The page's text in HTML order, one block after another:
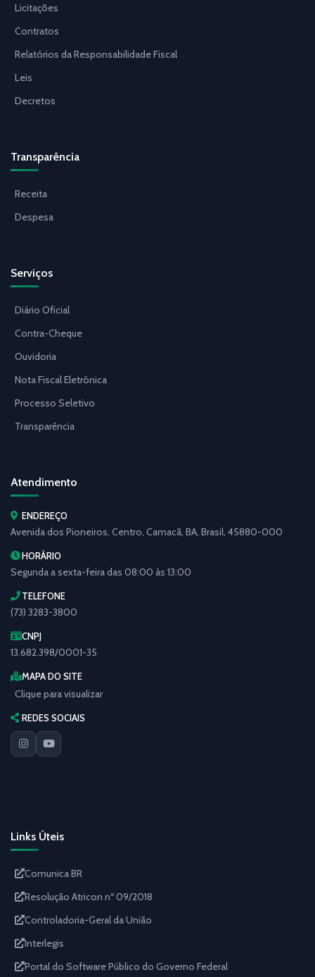
Licitações
Contratos
Relatórios da Responsabilidade Fiscal
Leis
Decretos
Transparência
Receita
Despesa
Serviços
Diário Oficial
Contra-Cheque
Ouvidoria
Nota Fiscal Eletrônica
Processo Seletivo
Transparência
Atendimento
ENDEREÇO
Avenida dos Pioneiros, Centro, Camacã, BA, Brasil, 45880-000
HORÁRIO
Segunda a sexta-feira das 08:00 às 13:00
TELEFONE
(73) 3283-3800
CNPJ
13.682.398/0001-35
MAPA DO SITE
Clique para visualizar
REDES SOCIAIS
Links Úteis
Comunica BR
Resolução Atricon nº 09/2018
Controladoria-Geral da União
Interlegis
Portal do Software Público do Governo Federal